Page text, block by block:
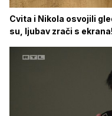
Cvita i Nikola osvojili
su, ljubav zrači s